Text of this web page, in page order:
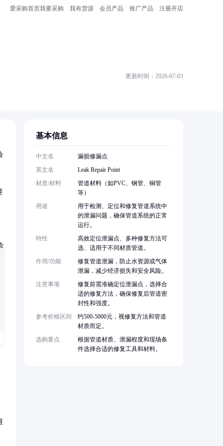
爱采购首页我要采购 我有货源 会员产品 推广产品 注册开店
更新时间：2026-07-03
基本信息
中文名
漏损修漏点
英文名
Leak Repair Point
材质/材料
管道材料（如PVC、钢管、铜管
等）
用途
用于检测、定位和修复管道系统中
的泄漏问题，确保管道系统的正常
运行。
特性
高效定位泄漏点、多种修复方法可
选、适用于不同材质管道。
作用/功能
修复管道泄漏，防止水资源或气体
泄漏，减少经济损失和安全风险。
注意事项
修复前需准确定位泄漏点，选择合
适的修复方法，确保修复后管道密
封性和强度。
参考价格区间
约500-5000元，视修复方法和管道
材质而定。
选购要点
根据管道材质、泄漏程度和现场条
件选择合适的修复工具和材料。